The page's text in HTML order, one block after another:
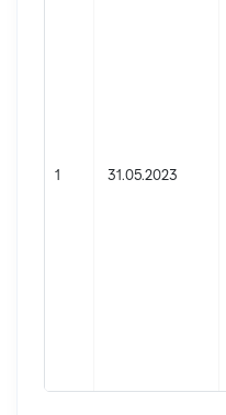
1 31.05.2023